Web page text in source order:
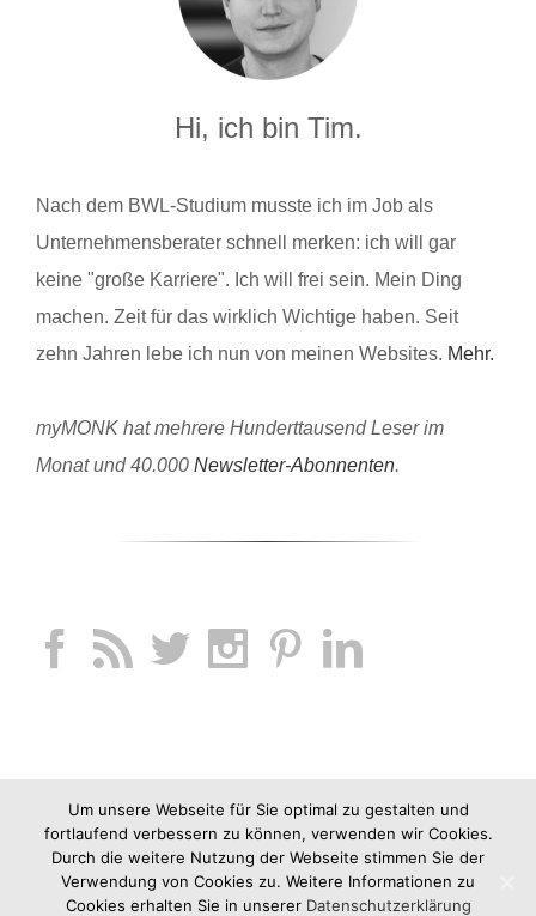
Hi, ich bin Tim.
Nach dem BWL-Studium musste ich im Job als
Unternehmensberater schnell merken: ich will gar
keine "große Karriere". Ich will frei sein. Mein Ding
machen. Zeit für das wirklich Wichtige haben. Seit
zehn Jahren lebe ich nun von meinen Websites. Mehr.
myMONK hat mehrere Hunderttausend Leser im
Monat und 40.000 Newsletter-Abonnenten.
Um unsere Webseite für Sie optimal zu gestalten und
fortlaufend verbessern zu können, verwenden wir Cookies.
Durch die weitere Nutzung der Webseite stimmen Sie der
Verwendung von Cookies zu. Weitere Informationen zu
Cookies erhalten Sie in unserer Datenschutzerklärung